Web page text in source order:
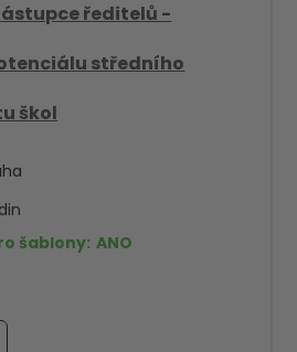
ředitelů -
středního
škol
šablony: ANO